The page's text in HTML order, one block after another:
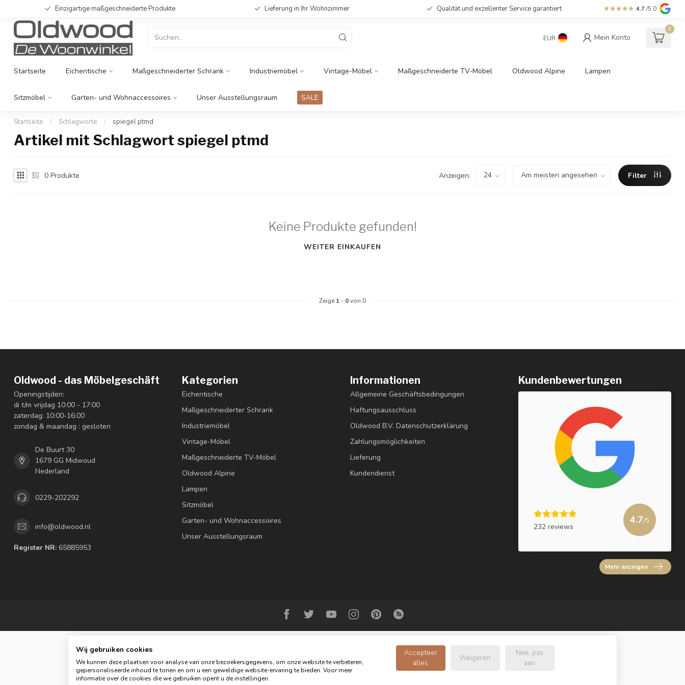
Einzigartige maßgeschneiderte Produkte Lieferung in Ihr Wohnzimmer Qualität und exzellenter Service garantiert 4.7 /5.0
EUR Mein Konto
0
Startseite Eichentische Maßgeschneiderter Schrank Industriemöbel Vintage-Möbel Maßgeschneiderte TV-Möbel Oldwood Alpine Lampen
Sitzmöbel Garten- und Wohnaccessoires Unser Ausstellungsraum SALE
Startseite / Schlagworte / spiegel ptmd
Artikel mit Schlagwort spiegel ptmd
0 Produkte Anzeigen: Filter
Keine Produkte gefunden!
WEITER EINKAUFEN
Zeige 1 - 0von 0
Oldwood - das Möbelgeschäft
Openingstijden:
di t/m vrijdag 10:00 - 17:00
zaterdag: 10:00-16:00
zondag & maandag : gesloten
De Buurt 30
1679 GG Midwoud
Nederland
0229-202292
info@oldwood.nl
Register NR: 65885953
Kategorien
Eichentische
Maßgeschneiderter Schrank
Industriemöbel
Vintage-Möbel
Maßgeschneiderte TV-Möbel
Oldwood Alpine
Lampen
Sitzmöbel
Garten- und Wohnaccessoires
Unser Ausstellungsraum
Informationen
Allgemeine Geschäftsbedingungen
Haftungsausschluss
Oldwood B.V. Datenschutzerklärung
Zahlungsmöglichkeiten
Lieferung
Kundendienst
Kundenbewertungen
232 reviews
4.7/5
Mehr anzeigen
© Copyright 2026 Oldwood - das Möbelgeschäft - Powered by
Wij gebruiken cookies
We kunnen deze plaatsen voor analyse van onze bezoekersgegevens, om onze website te verbeteren,
gepersonaliseerde inhoud te tonen en om u een geweldige website-ervaring te bieden. Voor meer
informatie over de cookies die we gebruiken opent u de instellingen.
Accepteer
alles
Weigeren
Nee, pas
aan